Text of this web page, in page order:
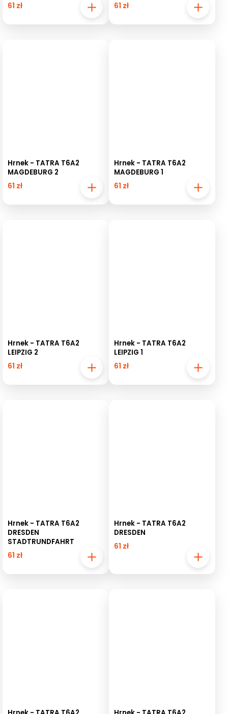
61 zł 61 zł
Hrnek - TATRA T6A2
MAGDEBURG 2
61 zł
Hrnek - TATRA T6A2
MAGDEBURG 1
61 zł
Hrnek - TATRA T6A2
LEIPZIG 2
61 zł
Hrnek - TATRA T6A2
LEIPZIG 1
61 zł
Hrnek - TATRA T6A2
DRESDEN
STADTRUNDFAHRT
61 zł
Hrnek - TATRA T6A2
DRESDEN
61 zł